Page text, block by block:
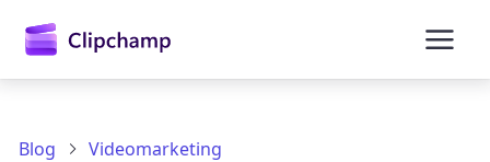
Blog Videomarketing